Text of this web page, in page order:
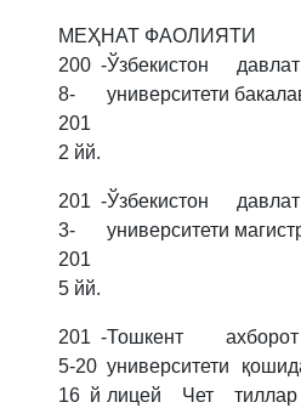
МЕҲНАТ ФАОЛИЯТИ
200
8-
201
2 йй.
-Ўзбекистон
университети
201
3-
201
5 йй.
-Ўзбекистон
университети
201
5-20
16 й
-Тошкент
университети
лицей Чет